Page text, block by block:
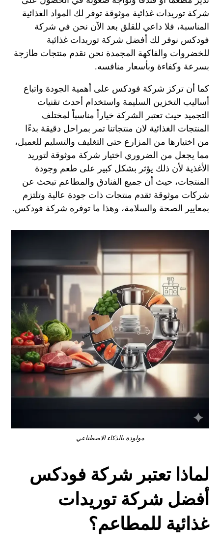
شركة توريدات غذائية موثوقة توفر لك المواد الغذائية
المناسبة، فلا داعي للقلق بعد الآن نحن في شركة
فودكس نوفر لك أفضل شركة توريدات غذائية
للخضروات والفاكهة المجمدة نحن نقدم منتجات طازجة
بسرعة وكفاءة وبأسعار منافسه.
كما أن تركز شركة فودكس على أهمية الجودة واتباع
أساليب التخزين السليمة واستخدام أحدث تقنيات
التجميد حيث تعتبر الشركة خياراً مناسباً لمختلف
المنتجات الغذائية لان منتجاتنا تمر بمراحل دقيقة بدءًا
من اختيارها من المزارع حتى التغليف والتسليم للعميل،
مما يجعل من الضروري اختيار شركة موثوقة لتوريد
الأغذية لأن ذلك يؤثر بشكل كبير على طعم وجودة
المنتجات، حيث أن جميع الفنادق والمطاعم تبحث عن
شركات موثوقة تقدم منتجات ذات جودة عالية وتلتزم
بمعايير الصحة والسلامة، وهذا ما توفره شركة فودكس.
مولودة بالذكاء الاصطناعي
لماذا تعتبر شركة فودكس
أفضل شركة توريدات
غذائية للمطاعم؟